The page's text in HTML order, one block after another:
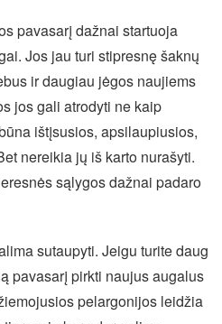
pavasarį dažnai startuoja
Jos jau turi stipresnę šaknų
ir daugiau jėgos naujiems
jos gali atrodyti ne kaip
ištįsusios, apsilaupiusios,
nereikia jų iš karto nurašyti.
sąlygos dažnai padaro
sutaupyti. Jeigu turite daug
pavasarį pirkti naujus augalus
pelargonijos leidžia